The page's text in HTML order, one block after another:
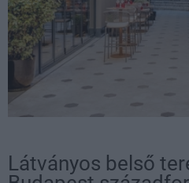
Látványos belső